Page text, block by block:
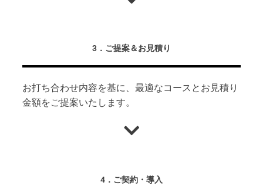
3．ご提案＆お見積り
お打ち合わせ内容を基に、最適なコースとお見積り
金額をご提案いたします。
4．ご契約・導入